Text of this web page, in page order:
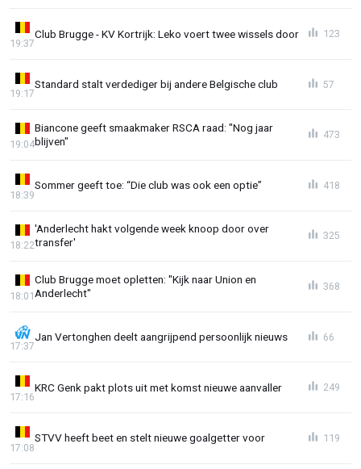
Club Brugge - KV Kortrijk: Leko voert twee wissels door
19:37
123
Standard stalt verdediger bij andere Belgische club
19:17
57
Biancone geeft smaakmaker RSCA raad: "Nog jaar
blijven"
19:04
473
Sommer geeft toe: “Die club was ook een optie”
18:39
418
'Anderlecht hakt volgende week knoop door over
transfer'
18:22
325
Club Brugge moet opletten: "Kijk naar Union en
Anderlecht"
18:01
368
Jan Vertonghen deelt aangrijpend persoonlijk nieuws
17:37
66
KRC Genk pakt plots uit met komst nieuwe aanvaller
17:16
249
STVV heeft beet en stelt nieuwe goalgetter voor
17:08
119